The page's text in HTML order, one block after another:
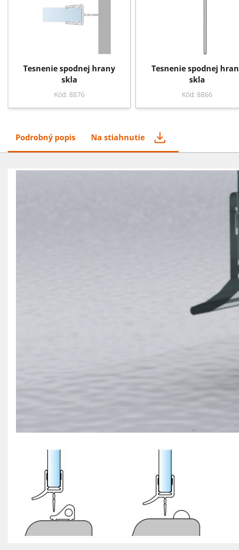
Tesnenie spodnej hrany
skla
Kód: 8876
Tesnenie spodnej
skla
Kód: 8866
Podrobný popis Na stiahnutie